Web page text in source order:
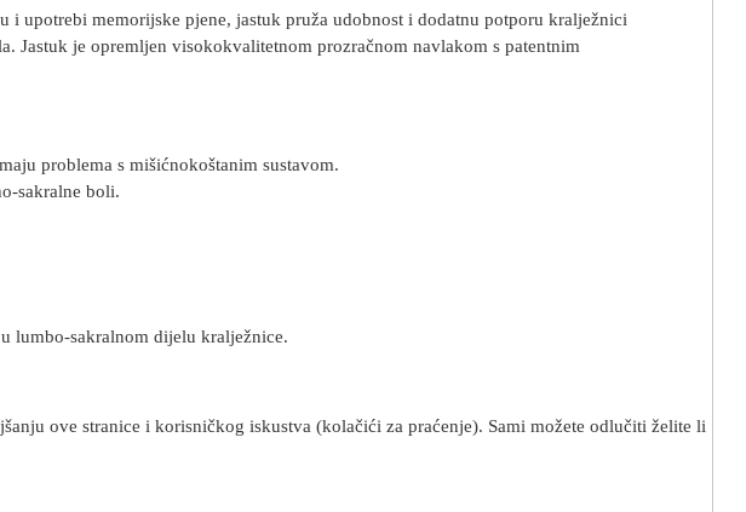
i upotrebi memorijske pjene, jastuk pruža udobnost i dodatnu potporu kralježnici
Jastuk je opremljen visokokvalitetnom prozračnom navlakom s patentnim
problema s mišićnokoštanim sustavom.
sakralne boli.
lumbo-sakralnom dijelu kralježnice.
ove stranice i korisničkog iskustva (kolačići za praćenje). Sami možete odlučiti želite li